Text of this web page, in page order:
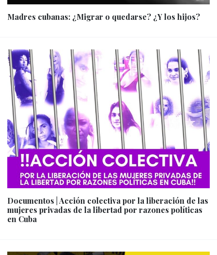
Madres cubanas: ¿Migrar o quedarse? ¿Y los hijos?
Documentos | Acción colectiva por la liberación de las
mujeres privadas de la libertad por razones políticas
en Cuba